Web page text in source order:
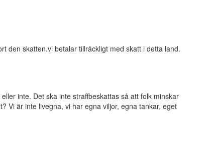
den skatten.vi betalar tillräckligt med skatt i detta land.
inte. Det ska inte straffbeskattas så att folk minskar
Vi är inte livegna, vi har egna viljor, egna tankar, eget